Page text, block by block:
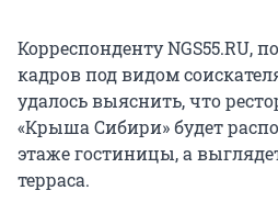
Корреспонденту NGS55.RU,
кадров под видом
удалось выяснить, что
«Крыша Сибири» будет
этаже гостиницы, а
терраса.